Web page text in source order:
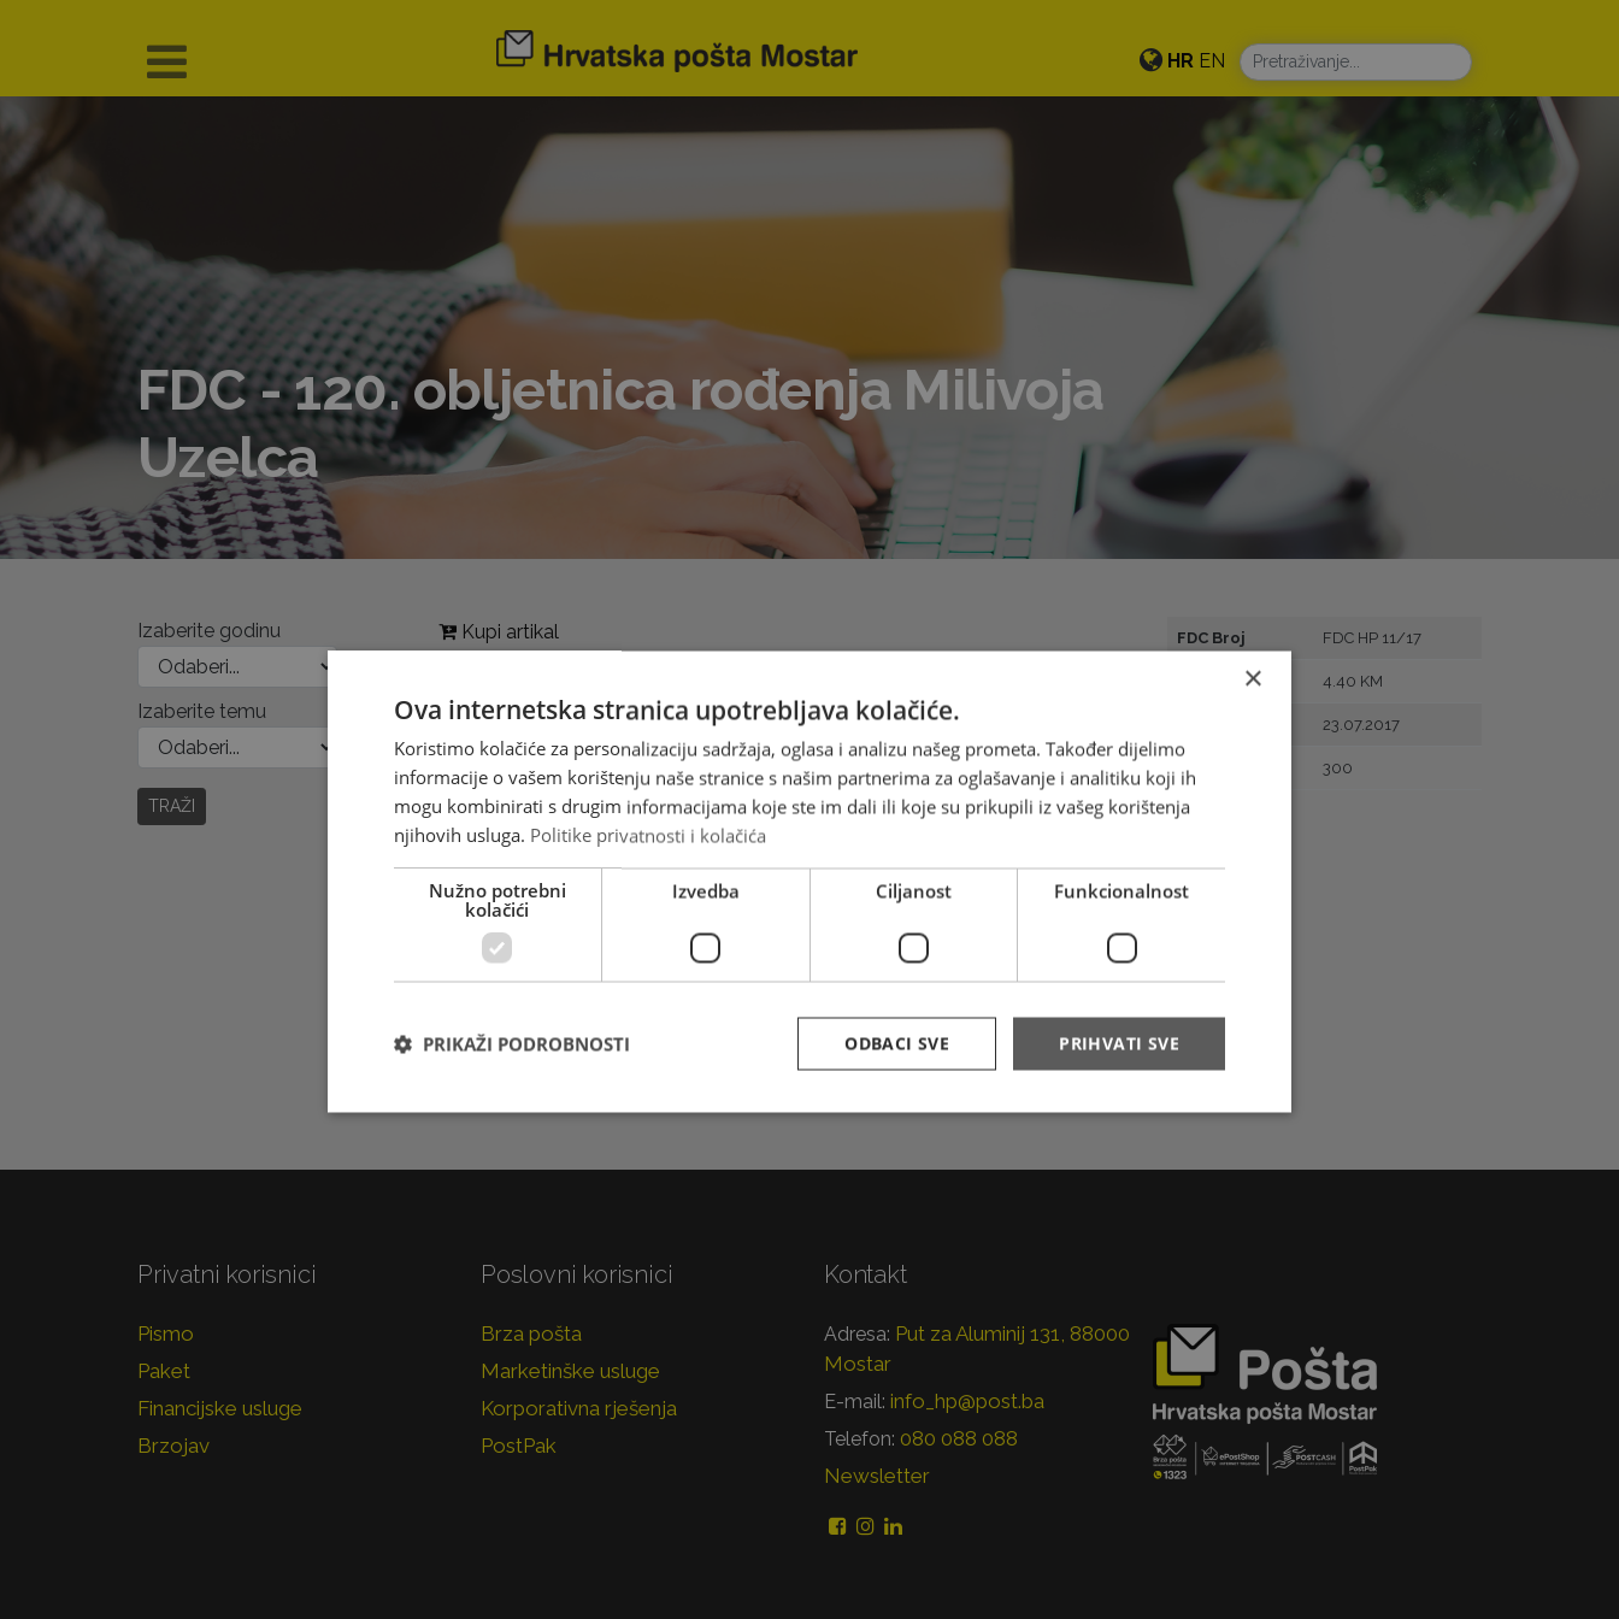
HR EN
FDC - 120. obljetnica rođenja Milivoja
Uzelca
Izaberite godinu
Izaberite temu
TRAŽI
Kupi artikal FDC Broj FDC HP 11/17
Vrijednost 4.40 KM
23.07.2017
Naklada 300
Privatni korisnici
Pismo
Paket
Financijske usluge
Brzojav
Poslovni korisnici
Brza pošta
Marketinške usluge
Korporativna rješenja
PostPak
Kontakt
Adresa: Put za Aluminij 131, 88000
Mostar
E-mail: info_hp@post.ba
Telefon: 080 088 088
Newsletter
×
Ova internetska stranica upotrebljava kolačiće.
Koristimo kolačiće za personalizaciju sadržaja, oglasa i analizu našeg prometa. Također dijelimo
informacije o vašem korištenju naše stranice s našim partnerima za oglašavanje i analitiku koji ih
mogu kombinirati s drugim informacijama koje ste im dali ili koje su prikupili iz vašeg korištenja
njihovih usluga. Politike privatnosti i kolačića
Nužno potrebni
kolačići
Izvedba Ciljanost Funkcionalnost
PRIHVATI SVE
ODBACI SVE
PRIKAŽI PODROBNOSTI